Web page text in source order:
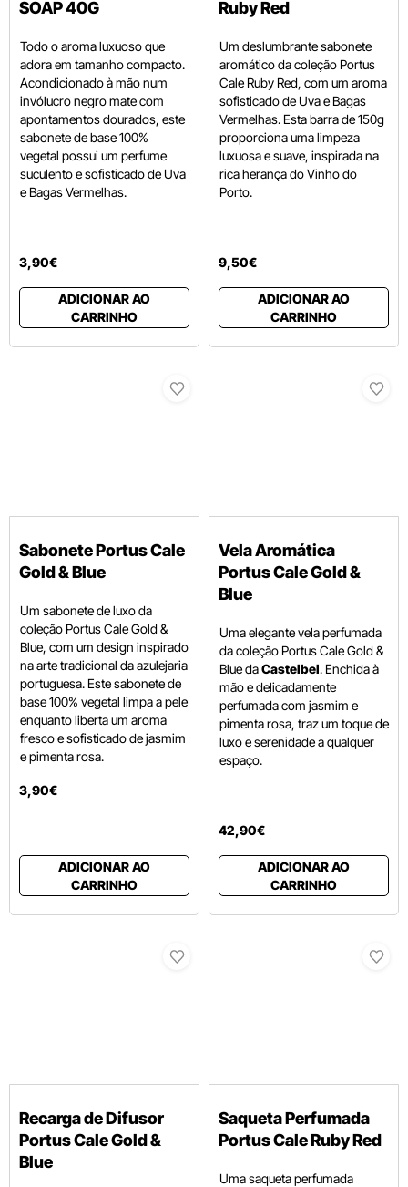
SOAP 40G
Todo o aroma luxuoso que
adora em tamanho compacto.
Acondicionado à mão num
invólucro negro mate com
apontamentos dourados, este
sabonete de base 100%
vegetal possui um perfume
suculento e sofisticado de Uva
e Bagas Vermelhas.
3,90€
ADICIONAR AO
CARRINHO
Ruby Red
Um deslumbrante sabonete
aromático da coleção Portus
Cale Ruby Red, com um aroma
sofisticado de Uva e Bagas
Vermelhas. Esta barra de 150g
proporciona uma limpeza
luxuosa e suave, inspirada na
rica herança do Vinho do
Porto.
9,50€
ADICIONAR AO
CARRINHO
Sabonete Portus Cale
Gold & Blue
Um sabonete de luxo da
coleção Portus Cale Gold &
Blue, com um design inspirado
na arte tradicional da azulejaria
portuguesa.Este sabonete de
base 100% vegetal limpa a pele
enquanto liberta um aroma
fresco e sofisticado de jasmim
e pimenta rosa.
3,90€
ADICIONAR AO
CARRINHO
Vela Aromática
Portus Cale Gold &
Blue
Uma elegante vela perfumada
da coleção Portus Cale Gold &
Blue daCastelbel. Enchida à
mão e delicadamente
perfumada com jasmim e
pimenta rosa, traz um toque de
luxo e serenidade a qualquer
espaço.
42,90€
ADICIONAR AO
CARRINHO
Recarga de Difusor
Portus Cale Gold &
Blue
Saqueta Perfumada
Portus Cale Ruby Red
Uma saqueta perfumada